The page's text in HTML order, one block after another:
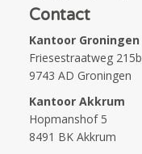
Contact
Kantoor Groningen
Friesestraatweg 215b
9743 AD Groningen
Kantoor Akkrum
Hopmanshof 5
8491 BK Akkrum